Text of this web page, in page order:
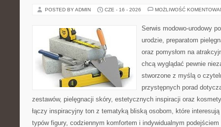
POSTED BY ADMIN CZE - 16 - 2026 MOŻLIWOŚĆ
Serwis modowo-urodowy
urodzie, preparatom
oraz pomysłom na
chcą wyglądać pewnie
stworzone z myślą o
przystępnych porad
zestawów, pielęgnacji skóry, estetycznych inspiracji oraz
łączy inspiracyjny ton z tematyką bliską osobom, które
typów figury, codziennym komfortem i indywidualnym